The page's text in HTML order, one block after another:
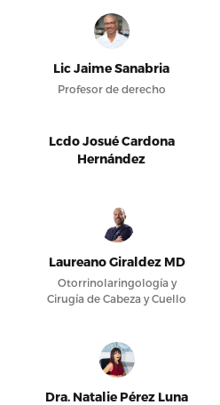
Lic Jaime Sanabria
Profesor de derecho
Lcdo Josué Cardona
Hernández
Laureano Giraldez MD
Otorrinolaringología y
Cirugía de Cabeza y Cuello
Dra. Natalie Pérez Luna